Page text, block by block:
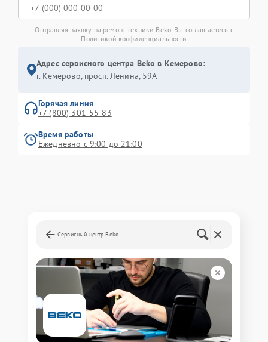
Отправляя заявку на ремонт техники Beko, Вы соглашаетесь с
Политикой конфиденциальности
Адрес сервисного центра Beko в Кемерово:
г. Кемерово, просп. Ленина, 59А
Горячая линия
+7 (800) 301-55-83
Время работы
Ежедневно с 9:00 до 21:00
Сервисный центр Beko